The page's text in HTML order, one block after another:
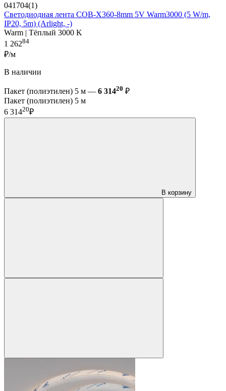
041704(1)
Светодиодная лента COB-X360-8mm 5V Warm3000 (5 W/m,
IP20, 5m) (Arlight, -)
Warm | Тёплый 3000 K
1 26284
₽/м
В наличии
Пакет (полиэтилен) 5 м — 6 31420 ₽
Пакет (полиэтилен) 5 м
6 31420₽
В корзину